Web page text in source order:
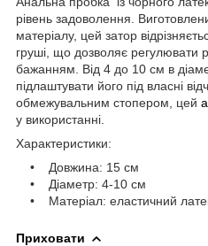
рівень задоволення.
матеріалу, цей затор
груші, що дозволяє регулювати
бажанням. Від 4 до 10 см в
підлаштувати його під власні
обмежувальним стопером, цей
у використанні.
Характеристики:
• Довжина: 15 см
• Діаметр: 4-10 см
• Матеріал: еластичний
Приховати